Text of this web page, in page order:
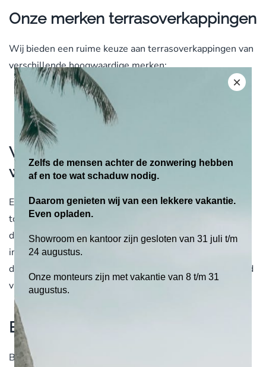
Onze merken terrasoverkappingen
Wij bieden een ruime keuze aan terrasoverkappingen van
verschillende hoogwaardige merken:
Weinor
Pallazzo
Verhoog de waarde van uw
woning
Een glazen terrasoverkapping is niet alleen een fraaie
toevoeging aan uw woning. Het verhoogt ook nog eens
de waarde van uw woning. Op termijn een prima
investering dus. En door een professionele montage en
de kwaliteit van onze producten geniet u er nog lange tijd
van.
Eigen montage-team
Bij Geers Zonwering kunt u rekenen op kwaliteit. Geen
×
Zelfs de mensen achter de zonwering hebben
af en toe wat schaduw nodig.
Daarom genieten wij van een lekkere vakantie.
Even opladen.
Showroom en kantoor zijn gesloten van 31 juli t/m
24 augustus.
Onze monteurs zijn met vakantie van 8 t/m 31
augustus.